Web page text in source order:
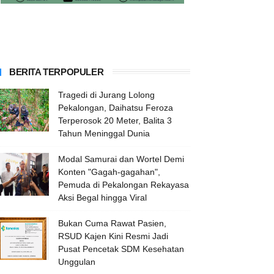
BERITA TERPOPULER
Tragedi di Jurang Lolong
Pekalongan, Daihatsu Feroza
Terperosok 20 Meter, Balita 3
Tahun Meninggal Dunia
Modal Samurai dan Wortel Demi
Konten "Gagah-gagahan",
Pemuda di Pekalongan Rekayasa
Aksi Begal hingga Viral
Bukan Cuma Rawat Pasien,
RSUD Kajen Kini Resmi Jadi
Pusat Pencetak SDM Kesehatan
Unggulan